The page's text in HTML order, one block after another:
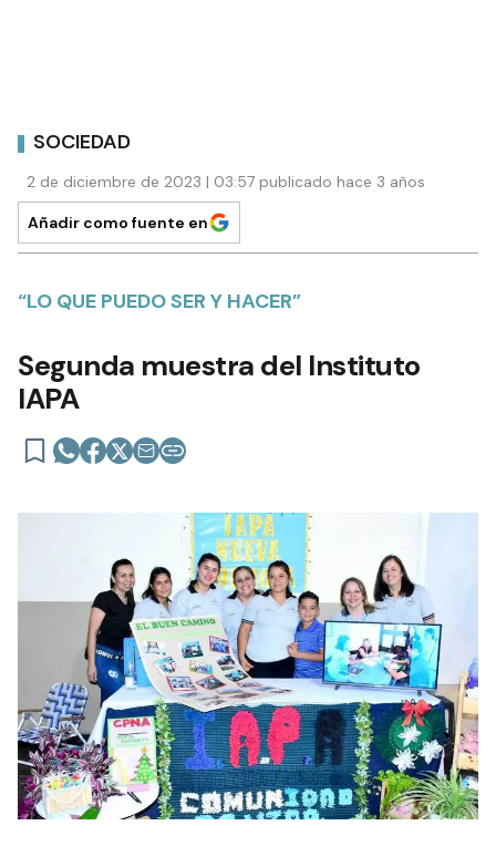
SOCIEDAD
2 de diciembre de 2023 | 03:57 publicado hace 3 años
Añadir como fuente en
“LO QUE PUEDO SER Y HACER”
Segunda muestra del Instituto
IAPA